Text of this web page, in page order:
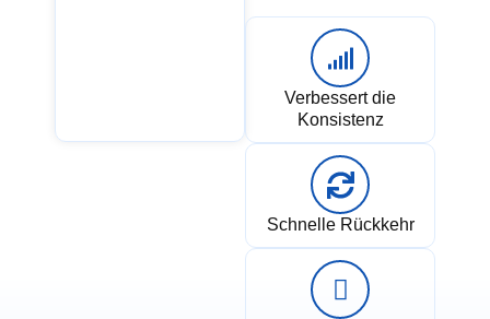
Verbessert die
Konsistenz
Schnelle Rückkehr